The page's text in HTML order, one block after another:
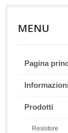
MENU
Pagina
Prodotti
Resistore